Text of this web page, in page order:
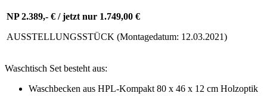
NP 2.389,- € / jetzt nur 1.749,00 €
AUSSTELLUNGSSTÜCK (Montagedatum: 12.03.2021)
Waschtisch Set besteht aus:
Waschbecken aus HPL-Kompakt 80 x 46 x 12 cm Holzoptik